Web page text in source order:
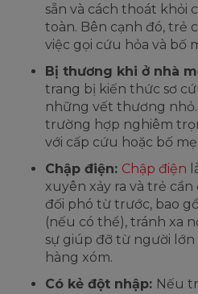
sẵn và cách thoát khỏi
toàn. Bên cạnh đó, trẻ
việc gọi cứu hỏa và bố
Bị thương khi ở nhà
trang bị kiến thức sơ
những vết thương
trường hợp nghiêm
với cấp cứu hoặc bố mẹ.
Chập điện: Chập điện
xuyên xảy ra và trẻ
đối phó từ trước, bao
(nếu có thể), tránh xa
sự giúp đỡ từ người
hàng xóm.
Có kẻ đột nhập: Nếu